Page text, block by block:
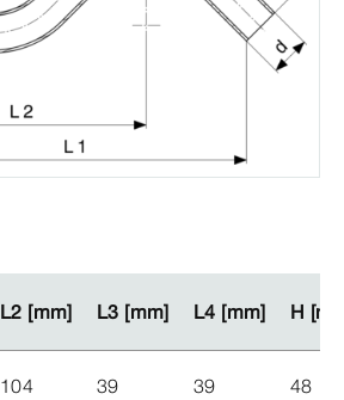
L2 [mm] L3 [mm] L4 [mm] H
L2 [mm] L3 [mm] L4 [mm] H
104 39 39 48